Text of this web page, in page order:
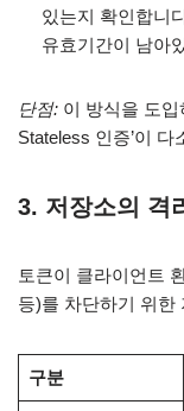
있는지 확인합니
유효기간이 남아
단점: 이 방식을 도입
Stateless 인증’이 다
3. 저장소의 격
토큰이 클라이언트
등)를 차단하기 위한
구분